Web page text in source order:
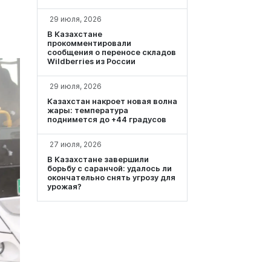
29 июля, 2026
В Казахстане
прокомментировали
сообщения о переносе складов
Wildberries из России
29 июля, 2026
Казахстан накроет новая волна
жары: температура
поднимется до +44 градусов
27 июля, 2026
В Казахстане завершили
борьбу с саранчой: удалось ли
окончательно снять угрозу для
урожая?